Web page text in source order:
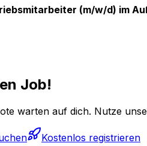
(m/w/d) im
Job!
warten auf dich. Nutze
Kostenlos registrieren